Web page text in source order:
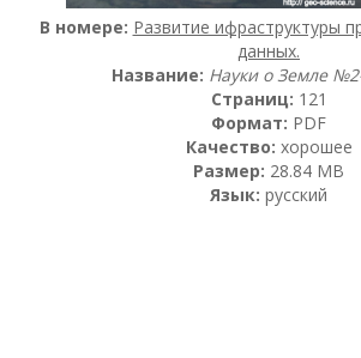
В номере: Развитие ифраструктуры
данных.
Название: Науки о Земле
Страниц: 121
Формат: PDF
Качество: хорошее
Размер: 28.84 MB
Язык: русский